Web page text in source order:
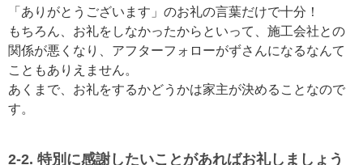
「ありがとうございます」のお礼の言葉だけで十分！
もちろん、お礼をしなかったからといって、施工会社との
関係が悪くなり、アフターフォローがずさんになるなんて
こともありえません。
あくまで、お礼をするかどうかは家主が決めることなので
す。
2-2. 特別に感謝したいことがあればお礼しましょう